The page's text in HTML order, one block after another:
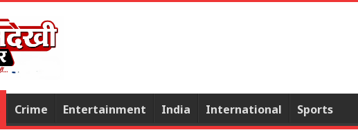
Crime Entertainment India International Sports